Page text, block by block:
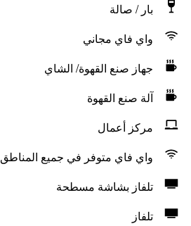
بار / صالة
واي فاي مجاني
جهاز صنع القهوة/ الشاي
آلة صنع القهوة
مركز أعمال
واي فاي متوفر في جميع المناطق
تلفاز بشاشة مسطحة
تلفاز